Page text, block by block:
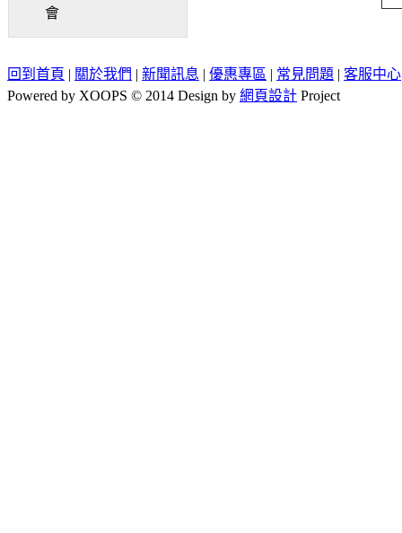
會
回到首頁 | 關於我們 | 新聞訊息 | 優惠專區 | 常見問題 | 客服中心
Powered by XOOPS © 2014 Design by 網頁設計 Project